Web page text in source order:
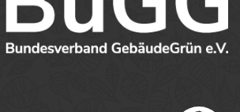
Datenschutzbestimmungen Anton